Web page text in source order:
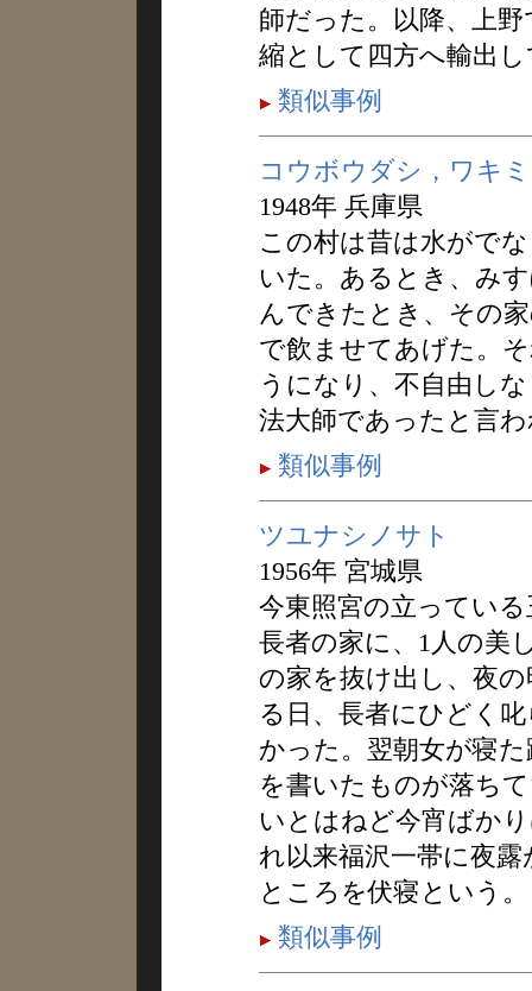
師だった。以降、上
縮として四方へ輸出
類似事例
コウボウダシ，ワキ
1948年 兵庫県
この村は昔は水がで
いた。あるとき、み
んできたとき、その
で飲ませてあげた。
うになり、不自由し
法大師であったと言
類似事例
ツユナシノサト
1956年 宮城県
今東照宮の立ってい
長者の家に、1人の美
の家を抜け出し、夜
る日、長者にひどく
かった。翌朝女が寝
を書いたものが落ち
いとはねど今宵ばか
れ以来福沢一帯に夜
ところを伏寝という。
類似事例